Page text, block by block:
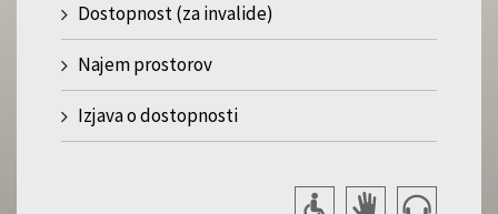
Dostopnost (za invalide)
Najem prostorov
Izjava o dostopnosti